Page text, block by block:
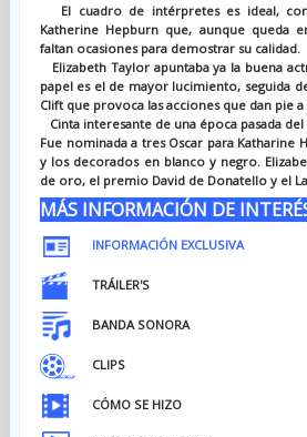
El cuadro de intérpretes es ideal,
Katherine Hepburn que, aunque queda
faltan ocasiones para demostrar su calidad.
Elizabeth Taylor apuntaba ya la buena
papel es el de mayor lucimiento, seguida
Clift que provoca las acciones que dan pie
Cinta interesante de una época pasada
Fue nominada a tres Oscar para Katharine
y los decorados en blanco y negro.
de oro, el premio David de Donatello y el
MÁS INFORMACIÓN DE
INFORMACIÓN EXCLUSIVA
TRÁILER'S
BANDA SONORA
CLIPS
CÓMO SE HIZO